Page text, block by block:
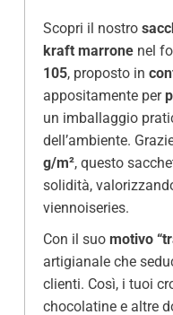
Scopri il nostro
kraft marronenel
105, proposto in
appositamente per
un imballaggio
dell’ambiente.
g/m², questo
solidità,
viennoiseries.
Con il suo motivo
artigianale che
clienti. Così, i tuoi
chocolatine e altre